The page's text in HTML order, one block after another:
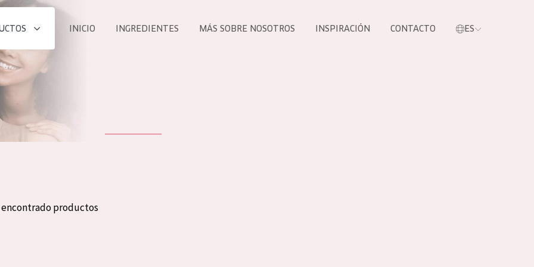
INICIO INGREDIENTES MÁS SOBRE NOSOTROS INSPIRACIÓN CONTACTO ES
encontrado productos